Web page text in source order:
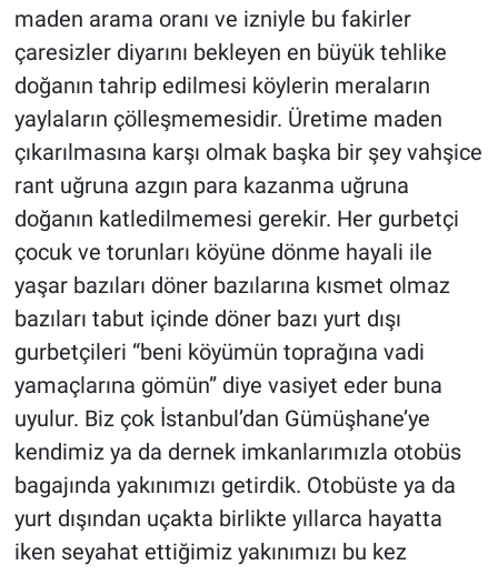
maden arama oranı ve izniyle bu fakirler
çaresizler diyarını bekleyen en büyük tehlike
doğanın tahrip edilmesi köylerin meraların
yaylaların çölleşmemesidir. Üretime maden
çıkarılmasına karşı olmak başka bir şey vahşice
rant uğruna azgın para kazanma uğruna
doğanın katledilmemesi gerekir. Her gurbetçi
çocuk ve torunları köyüne dönme hayali ile
yaşar bazıları döner bazılarına kısmet olmaz
bazıları tabut içinde döner bazı yurt dışı
gurbetçileri “beni köyümün toprağına vadi
yamaçlarına gömün” diye vasiyet eder buna
uyulur. Biz çok İstanbul’dan Gümüşhane’ye
kendimiz ya da dernek imkanlarımızla otobüs
bagajında yakınımızı getirdik. Otobüste ya da
yurt dışından uçakta birlikte yıllarca hayatta
iken seyahat ettiğimiz yakınımızı bu kez